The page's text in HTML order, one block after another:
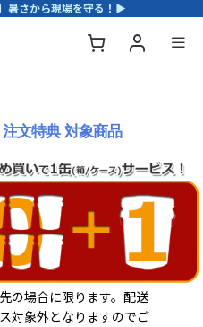
暑さから現場を守る！▶
文特典 対象商品
の場合に限ります。配送
対象外となりますのでご